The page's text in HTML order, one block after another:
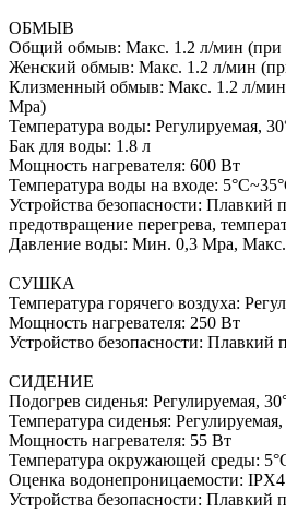
ОБМЫВ
Общий обмыв: Макс. 1.2 л/мин (при
Женский обмыв: Макс. 1.2 л/мин
Клизменный обмыв: Макс. 1.2 л/
Mpa)
Температура воды: Регулируемая,
Бак для воды: 1.8 л
Мощность нагревателя: 600 Вт
Температура воды на входе:
Устройства безопасности: Плавкий
предотвращение перегрева,
Давление воды: Мин. 0,3 Mpa,
СУШКА
Температура горячего воздуха:
Мощность нагревателя: 250 Вт
Устройство безопасности: Плавкий
СИДЕНИЕ
Подогрев сиденья: Регулируемая,
Температура сиденья:
Мощность нагревателя: 55 Вт
Температура окружающей среды:
Оценка водонепроницаемости: IPX4
Устройства безопасности: Плавкий